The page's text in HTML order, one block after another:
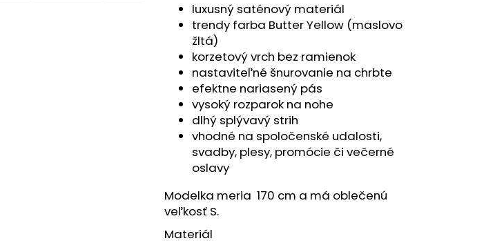
luxusný saténový materiál
trendy farba Butter Yellow (maslovo
žltá)
korzetový vrch bez ramienok
nastaviteľné šnurovanie na chrbte
efektne nariasený pás
vysoký rozparok na nohe
dlhý splývavý strih
vhodné na spoločenské udalosti,
svadby, plesy, promócie či večerné
oslavy
Modelka meria 170 cm a má oblečenú
veľkosť S.
Materiál